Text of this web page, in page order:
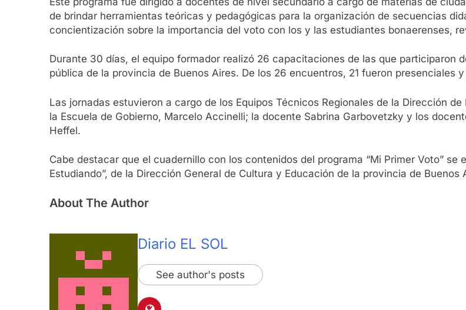
de brindar herramientas teóricas y pedagógicas para la organización de secuencias
concientización sobre la importancia del voto con los y las estudiantes bonaerenses,
Durante 30 días, el equipo formador realizó 26 capacitaciones de las que participaron
pública de la provincia de Buenos Aires. De los 26 encuentros, 21 fueron presenciales
Las jornadas estuvieron a cargo de los Equipos Técnicos Regionales de la Dirección
la Escuela de Gobierno, Marcelo Accinelli; la docente Sabrina Garbovetzky y los
Heffel.
Cabe destacar que el cuadernillo con los contenidos del programa “Mi Primer Voto”
Estudiando”, de la Dirección General de Cultura y Educación de la provincia de Buenos
About The Author
Diario EL SOL
See author's posts